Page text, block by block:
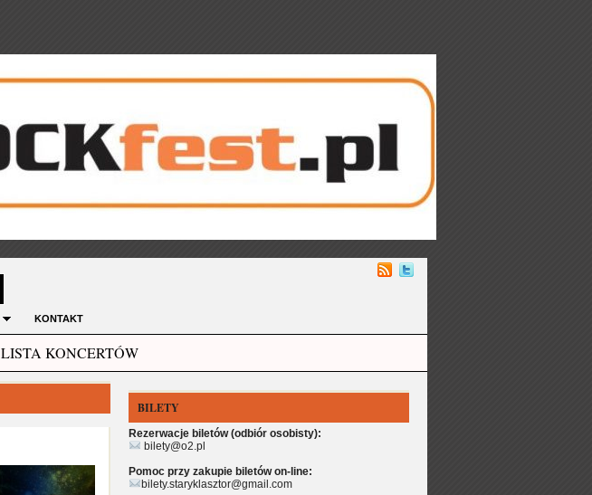
KONTAKT
LISTA KONCERTÓW
BILETY
Rezerwacje biletów (odbiór osobisty):
bilety@o2.pl
Pomoc przy zakupie biletów on-line:
bilety.staryklasztor@gmail.com